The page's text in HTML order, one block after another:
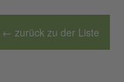
← zurück zu der Liste